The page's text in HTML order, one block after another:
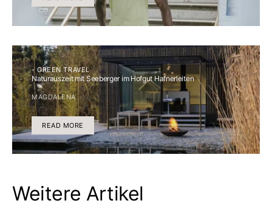
- GREEN TRAVEL
Naturauszeit mit Seeberger im Hofgut Hafnerleiten
MAGDALENA
READ MORE
Weitere Artikel